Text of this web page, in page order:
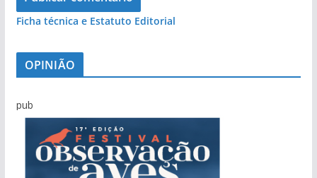
Ficha técnica e Estatuto Editorial
OPINIÃO
pub